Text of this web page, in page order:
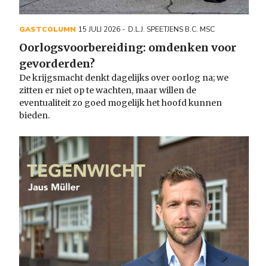
GASTCOLUMN 15 JULI 2026 D.L.J. SPEETJENS B.C. MSC
Oorlogsvoorbereiding: omdenken voor
gevorderden?
De krijgsmacht denkt dagelijks over oorlog na; we
zitten er niet op te wachten, maar willen de
eventualiteit zo goed mogelijk het hoofd kunnen
bieden.